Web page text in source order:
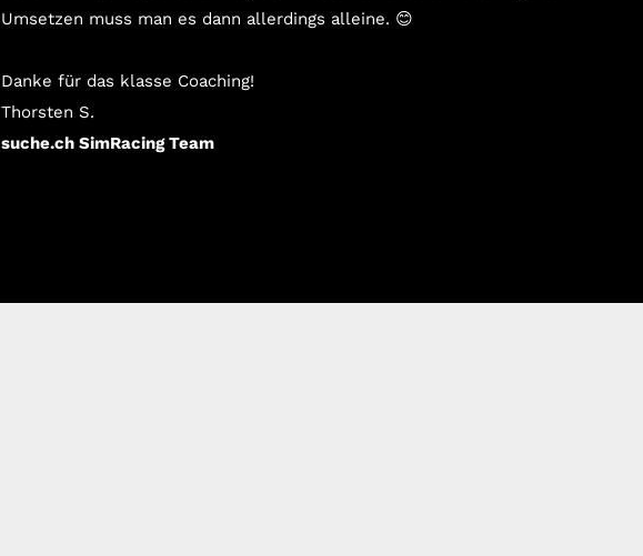
Umsetzen muss man es dann allerdings alleine. 😊
Danke für das klasse Coaching!
Thorsten S.
suche.ch SimRacing Team